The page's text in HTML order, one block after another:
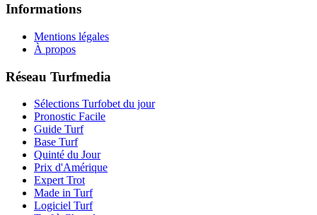
Informations
Mentions légales
À propos
Réseau Turfmedia
Sélections Turfobet du jour
Pronostic Facile
Guide Turf
Base Turf
Quinté du Jour
Prix d'Amérique
Expert Trot
Made in Turf
Logiciel Turf